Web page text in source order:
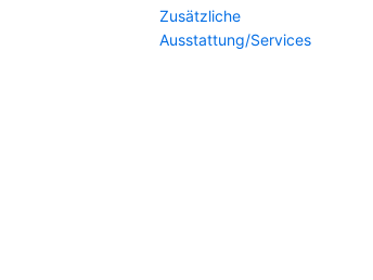
Zusätzliche
Ausstattung/Services